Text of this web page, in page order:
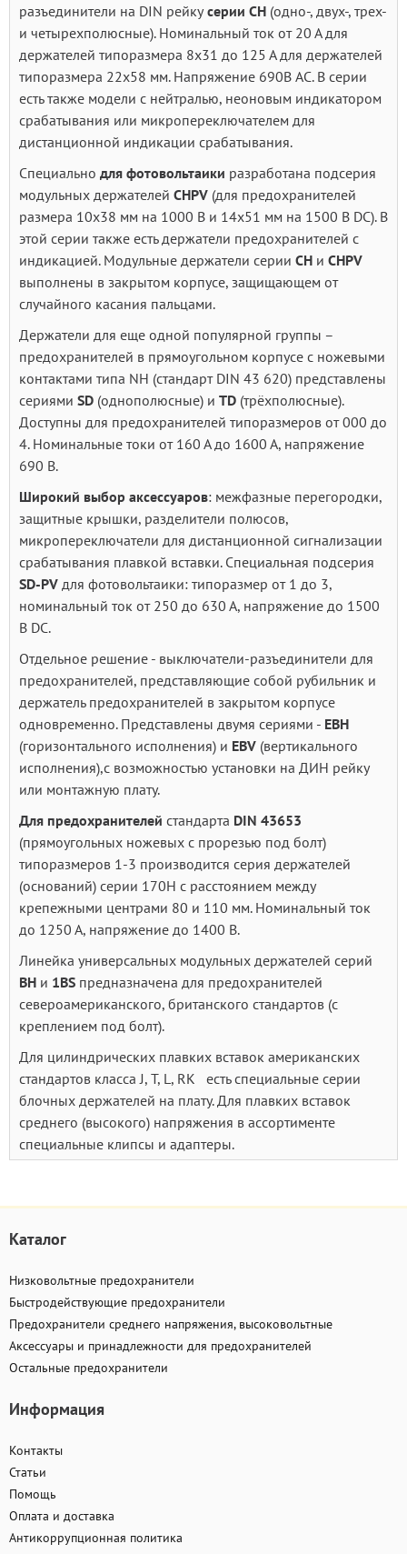
разъединители на DIN рейкусерии CH (одно-, двух-, трех-
и четырехполюсные). Номинальный ток от 20 А для
держателей типоразмера 8х31 до 125 А для держателей
типоразмера 22х58 мм. Напряжение 690В AC. В серии
есть также модели с нейтралью, неоновым индикатором
срабатывания или микропереключателем для
дистанционной индикации срабатывания.
Специально для фотовольтаики разработана подсерия
модульных держателей СHPV (для предохранителей
размера 10х38 мм на 1000 В и 14х51 мм на 1500 В DC). В
этой серии также есть держатели предохранителей с
индикацией. Модульные держатели серии CH и CHPV
выполнены в закрытом корпусе, защищающем от
случайного касания пальцами.
Держатели для еще одной популярной группы –
предохранителей в прямоугольном корпусе с ножевыми
контактами типа NH (стандарт DIN 43 620) представлены
сериями SD (однополюсные) и TD (трёхполюсные).
Доступны для предохранителей типоразмеров от 000 до
4. Номинальные токи от 160 А до 1600 А, напряжение
690 В.
Широкий выбор аксессуаров: межфазные перегородки,
защитные крышки, разделители полюсов,
микропереключатели для дистанционной сигнализации
срабатывания плавкой вставки. Специальная подсерия
SD-PV для фотовольтаики: типоразмер от 1 до 3,
номинальный ток от 250 до 630 А, напряжение до 1500
В DC.
Отдельное решение - выключатели-разъединители для
предохранителей, представляющие собой рубильник и
держатель предохранителей в закрытом корпусе
одновременно. Представлены двумя сериями - EBH
(горизонтального исполнения) и EBV (вертикального
исполнения),с возможностью установки на ДИН рейку
или монтажную плату.
Для предохранителей стандарта DIN 43653
(прямоугольных ножевых с прорезью под болт)
типоразмеров 1-3 производится серия держателей
(оснований) серии 170H с расстоянием между
крепежными центрами 80 и 110 мм. Номинальный ток
до 1250 А, напряжение до 1400 В.
Линейка универсальных модульных держателей серий
BH и 1BS предназначена для предохранителей
североамериканского, британского стандартов (с
креплением под болт).
Для цилиндрических плавких вставок американских
стандартов класса J, T, L, RK есть специальные серии
блочных держателей на плату. Для плавких вставок
среднего (высокого) напряжения в ассортименте
специальные клипсы и адаптеры.
Каталог
Низковольтные предохранители
Быстродействующие предохранители
Предохранители среднего напряжения, высоковольтные
Аксессуары и принадлежности для предохранителей
Остальные предохранители
Информация
Контакты
Статьи
Помощь
Оплата и доставка
Антикоррупционная политика